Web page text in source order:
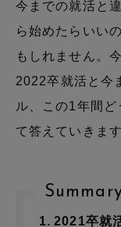
今までの就活と
ら始めたらいい
もしれません。
2022卒就活と今
ル、この1年間
て答えていきます
2021卒就